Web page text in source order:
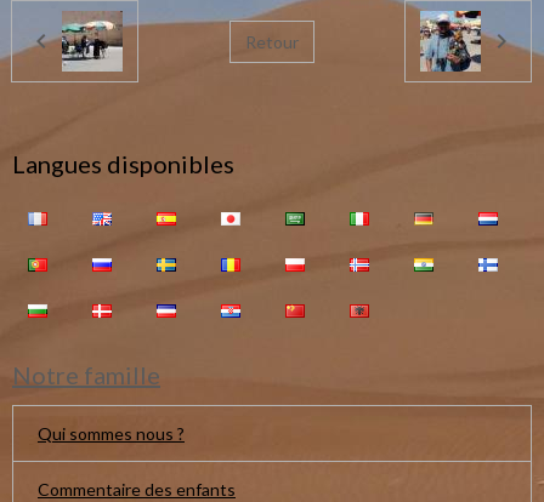
Retour
Langues disponibles
Notre famille
Qui sommes nous ?
Commentaire des enfants